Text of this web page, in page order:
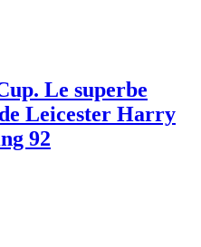
Le superbe
Leicester Harry
92